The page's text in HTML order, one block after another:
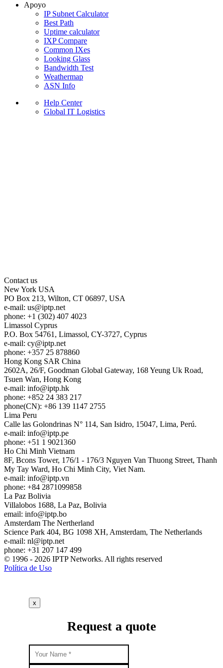
Apoyo
IP Subnet Calculator
Best Path
Uptime calculator
IXP Compare
Common IXes
Looking Glass
Bandwidth Test
Weathermap
ASN Info
Help Center
Global IT Logistics
Contact us
New York USA
PO Box 213, Wilton, CT 06897, USA
e-mail: us
iptp.net
phone: +1 (302) 407 4023
Limassol Cyprus
P.O. Box 54761, Limassol, CY-3727, Cyprus
e-mail: cy
iptp.net
phone: +357 25 878860
Hong Kong SAR China
2602A, 26/F, Goodman Global Gateway, 168 Yeung Uk Road,
Tsuen Wan, Hong Kong
e-mail: info
iptp.hk
phone: +852 24 383 217
phone(CN): +86 139 1147 2755
Lima Peru
Calle las Golondrinas N° 114, San Isidro, 15047, Lima, Perú.
e-mail: info
iptp.pe
phone: +51 1 9021360
Ho Chi Minh Vietnam
8F, Bcons Tower, 176/1 - 176/3 Nguyen Van Thuong Street, Thanh
My Tay Ward, Ho Chi Minh City, Viet Nam.
e-mail: info
iptp.vn
phone: +84 2871099858
La Paz Bolivia
Villalobos 1688, La Paz, Bolivia
email: info
iptp.bo
Amsterdam The Nertherland
Science Park 404, BG 1098 XH, Amsterdam, The Netherlands
e-mail: nl
iptp.net
phone: +31 207 147 499
© 1996 - 2026 IPTP Networks. All rights reserved
Política de Uso
x
Request a quote